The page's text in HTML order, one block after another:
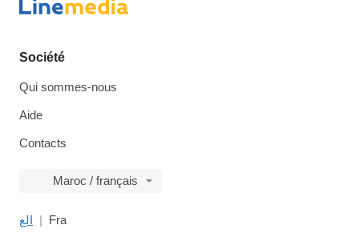
Société
Qui sommes-nous
Aide
Contacts
Maroc / français
الع Fra